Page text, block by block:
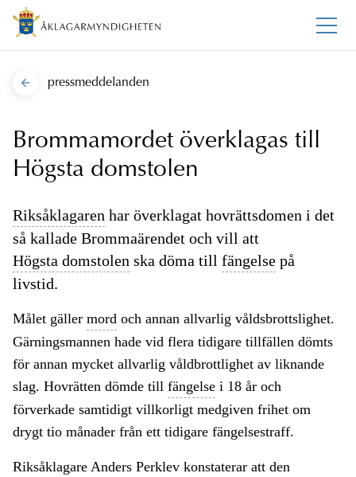
pressmeddelanden
Brommamordet överklagas till
Högsta domstolen
Riksåklagaren har överklagat hovrättsdomen i det
så kallade Brommaärendet och vill att
Högsta domstolen ska döma till fängelse på
livstid.
Målet gäller mord och annan allvarlig våldsbrottslighet.
Gärningsmannen hade vid flera tidigare tillfällen dömts
för annan mycket allvarlig våldbrottlighet av liknande
slag. Hovrätten dömde till fängelse i 18 år och
förverkade samtidigt villkorligt medgiven frihet om
drygt tio månader från ett tidigare fängelsestraff.
Riksåklagare Anders Perklev konstaterar att den